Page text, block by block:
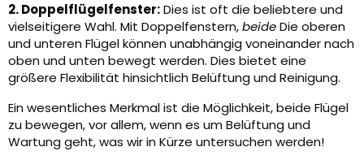
2. Doppelflügelfenster:Dies ist oft die beliebtere und
vielseitigere Wahl. Mit Doppelfenstern,beideDie oberen
und unteren Flügel können unabhängig voneinander nach
oben und unten bewegt werden. Dies bietet eine
größere Flexibilität hinsichtlich Belüftung und Reinigung.
Ein wesentliches Merkmal ist die Möglichkeit, beide Flügel
zu bewegen, vor allem, wenn es um Belüftung und
Wartung geht, was wir in Kürze untersuchen werden!